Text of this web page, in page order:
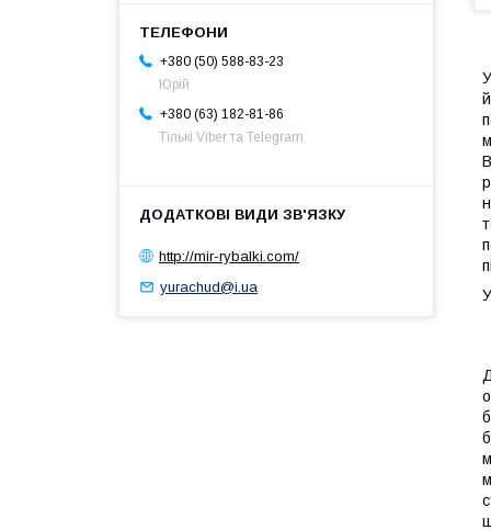
+380 (50) 588-83-23
Юрій
+380 (63) 182-81-86
Тількі Viber та Telegram
http://mir-rybalki.com/
yurachud@i.ua